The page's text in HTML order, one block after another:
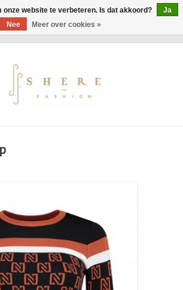
onze website te verbeteren. Is dat akkoord?
Ja
Nee
Meer over cookies »